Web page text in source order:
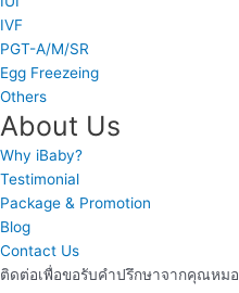
IVF
PGT-A/M/SR
Egg Freezeing
Others
About Us
Why iBaby?
Testimonial
Package & Promotion
Blog
Contact Us
ติดต่อเพื่อขอรับคำปรึกษาจากคุณหมอ